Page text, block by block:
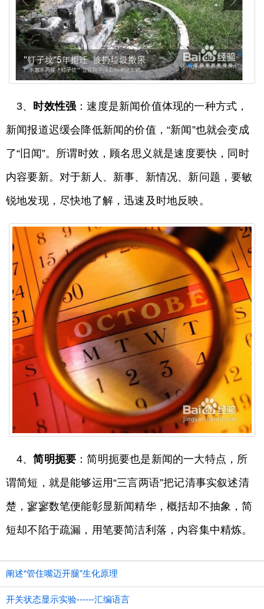
3、 时效性强 ：速度是新闻价值体现的一种方式，
新闻报道迟缓会降低新闻的价值，“新闻”也就会变成
了“旧闻”。所谓时效，顾名思义就是速度要快，同时
内容要新。对于新人、新事、新情况、新问题，要敏
锐地发现，尽快地了解，迅速及时地反映。
4、简明扼要 ：简明扼要也是新闻的一大特点，所
谓简短，就是能够运用“三言两语”把记清事实叙述清
楚，寥寥数笔便能彰显新闻精华，概括却不抽象，简
短却不陷于疏漏，用笔要简洁利落，内容集中精炼。
阐述“管住嘴迈开腿”生化原理
开关状态显示实验------汇编语言